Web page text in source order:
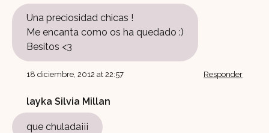
Una preciosidad chicas !
Me encanta como os ha quedado :)
Besitos <3
18 diciembre, 2012 at 22:57 Responder
layka Silvia Millan
que chulada¡¡¡